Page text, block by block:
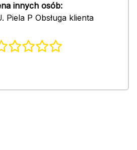
innych osób:
Piela P Obsługa klienta